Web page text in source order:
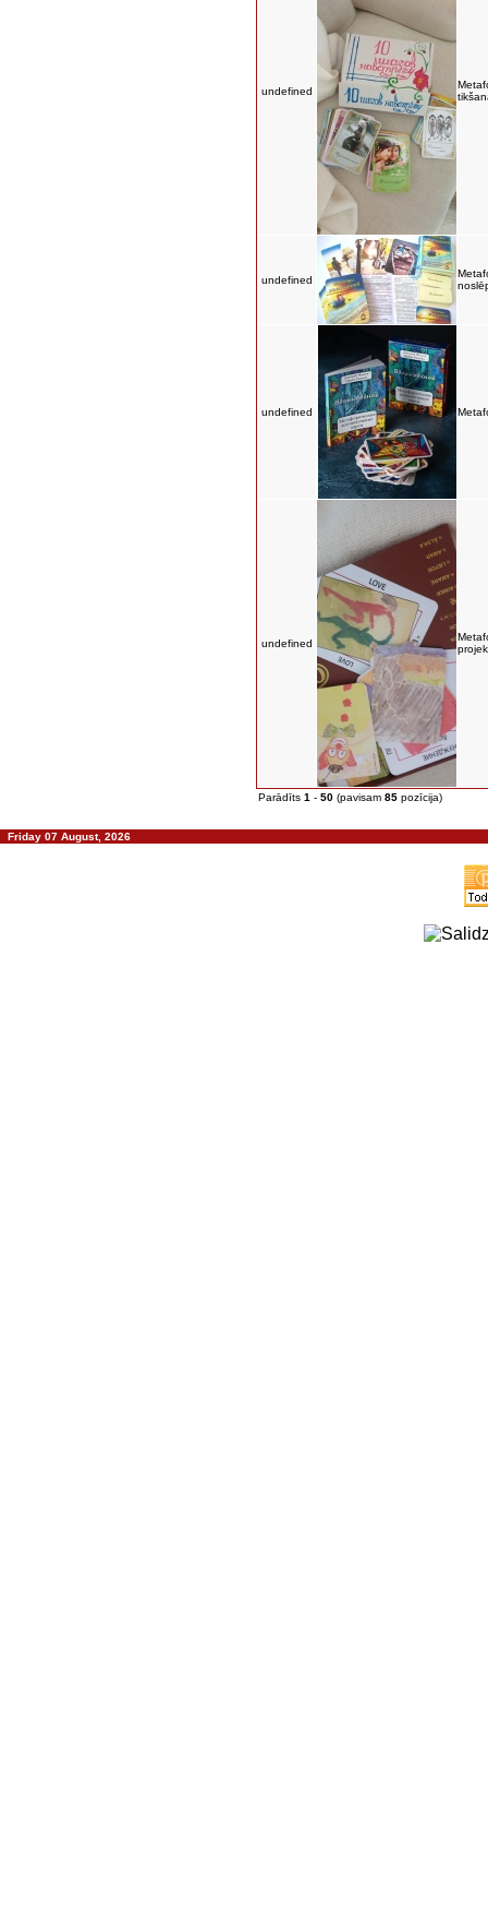
undefined
undefined
undefined
undefined
Parādīts 1 - 50 (pavisam 85 pozīcija)
Friday 07 August, 2026